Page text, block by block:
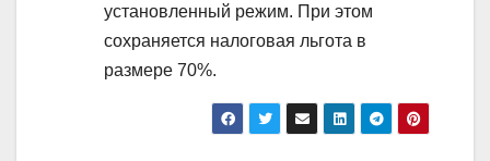
установленный режим. При этом
сохраняется налоговая льгота в
размере 70%.